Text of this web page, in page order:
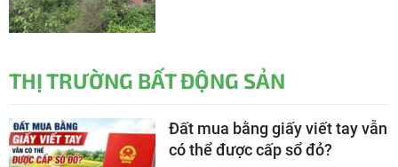
THỊ TRƯỜNG BẤT ĐỘNG SẢN
Đất mua bằng giấy viết tay vẫn
có thể được cấp sổ đỏ?